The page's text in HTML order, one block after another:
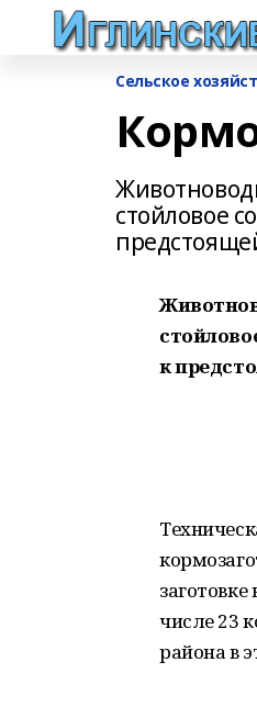
Сельское
стойловое
к
числе 23
района в